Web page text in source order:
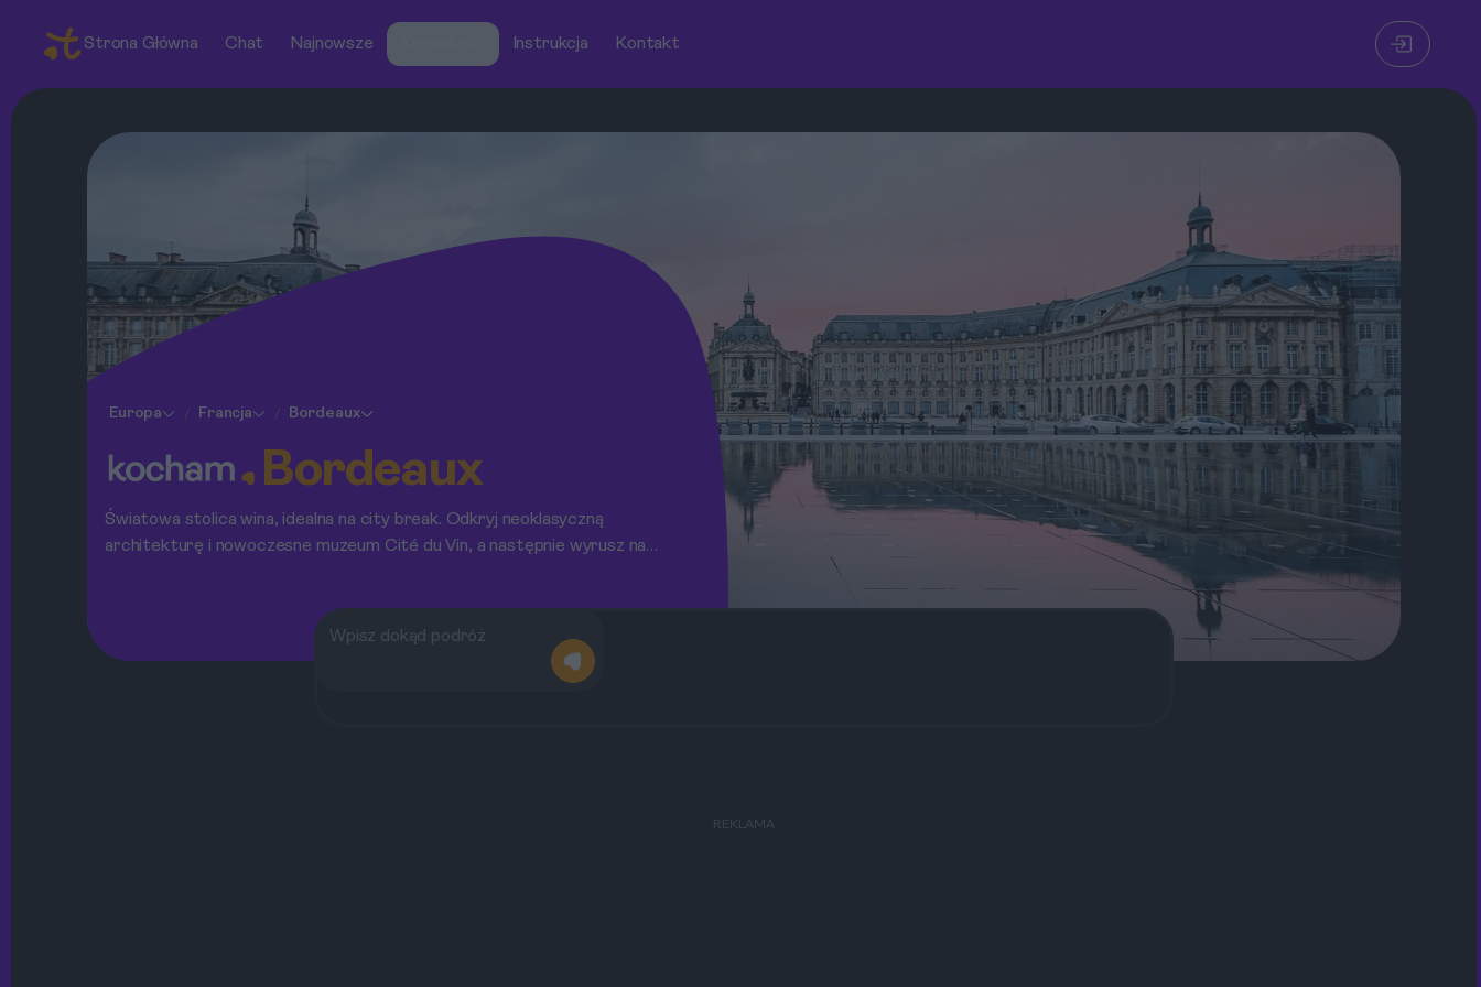
Strona Główna Chat Najnowsze Instrukcja Kontakt
Europa / Francja / Bordeaux
Bordeaux
Światowa stolica wina, idealna na city break. Odkryj neoklasyczną
architekturę i nowoczesne muzeum Cité du Vin, a następnie wyrusz na
REKLAMA